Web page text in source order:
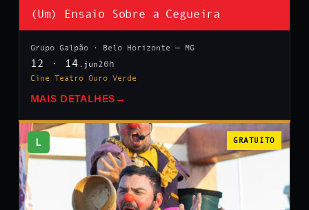
(Um) Ensaio Sobre a Cegueira
Grupo Galpão · Belo Horizonte — MG
12 · 14 .jun20h
Cine Teatro Ouro Verde
MAIS DETALHES →
L GRATUITO